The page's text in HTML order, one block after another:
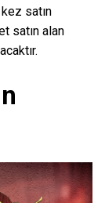
satın
satın alan